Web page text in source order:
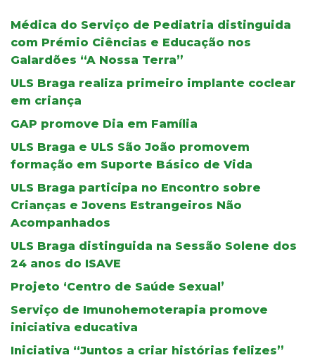
Médica do Serviço de Pediatria distinguida
com Prémio Ciências e Educação nos
Galardões “A Nossa Terra”
ULS Braga realiza primeiro implante coclear
em criança
GAP promove Dia em Família
ULS Braga e ULS São João promovem
formação em Suporte Básico de Vida
ULS Braga participa no Encontro sobre
Crianças e Jovens Estrangeiros Não
Acompanhados
ULS Braga distinguida na Sessão Solene dos
24 anos do ISAVE
Projeto ‘Centro de Saúde Sexual’
Serviço de Imunohemoterapia promove
iniciativa educativa
Iniciativa “Juntos a criar histórias felizes”